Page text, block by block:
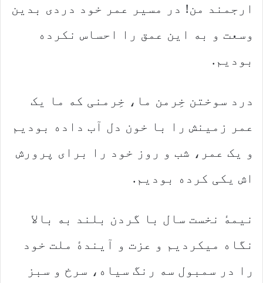
ارجمند من! در مسیر عمر خود دردی بدین
وسعت و به این عمق را احساس نکرده
بودیم.
درد سوختن خِرمن ما، خِرمنی که ما یک
عمر زمینش را با خون دل آب داده بودیم
و یک عمر، شب و روز خود را برای پرورش
اش یکی کرده بودیم.
نیمهٔ نخست سال با گردن بلند به بالا
نگاه میکردیم و عزت و آیندهٔ ملت خود
را در سمبول سه رنگ سیاه، سرخ و سبز